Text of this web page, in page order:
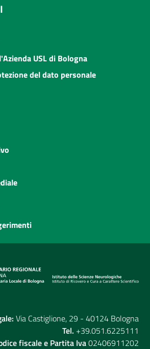
USL di Bologna
del dato personale
Via Castiglione, 29 - 40124 Bologna
Tel. +39.051.6225111
fiscale e Partita Iva02406911202